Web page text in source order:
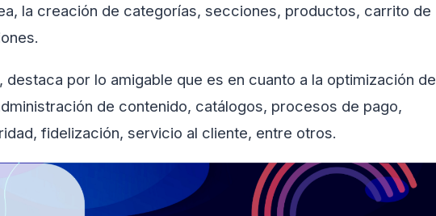
la creación de categorías, secciones, productos, carrito de
, destaca por lo amigable que es en cuanto a la optimización de
de contenido, catálogos, procesos de pago,
fidelización, servicio al cliente, entre otros.